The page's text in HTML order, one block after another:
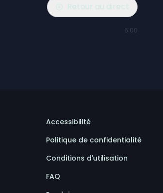
Retour au direct
6:00
Accessibilité
Politique de confidentialité
Conditions d'utilisation
FAQ